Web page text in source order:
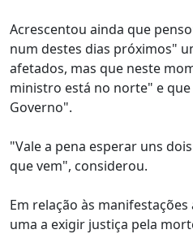
Acrescentou ainda que
num destes dias próximos"
afetados, mas que neste
ministro está no norte" e
Governo".
"Vale a pena esperar uns
que vem", considerou.
Em relação às
uma a exigir justiça pela